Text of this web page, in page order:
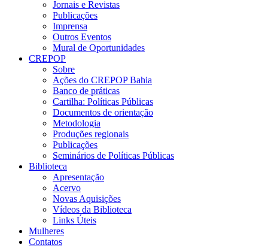
Jornais e Revistas
Publicações
Imprensa
Outros Eventos
Mural de Oportunidades
CREPOP
Sobre
Ações do CREPOP Bahia
Banco de práticas
Cartilha: Políticas Públicas
Documentos de orientação
Metodologia
Produções regionais
Publicações
Seminários de Políticas Públicas
Biblioteca
Apresentação
Acervo
Novas Aquisições
Vídeos da Biblioteca
Links Úteis
Mulheres
Contatos